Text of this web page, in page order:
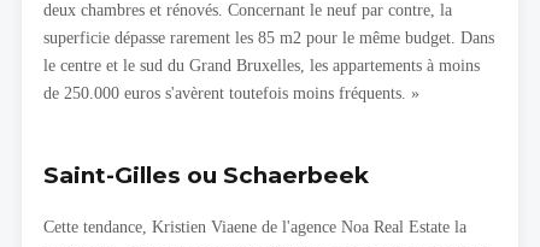
deux chambres et rénovés. Concernant le neuf par contre, la
superficie dépasse rarement les 85 m2 pour le même budget. Dans
le centre et le sud du Grand Bruxelles, les appartements à moins
de 250.000 euros s'avèrent toutefois moins fréquents. »
Saint-Gilles ou Schaerbeek
Cette tendance, Kristien Viaene de l'agence Noa Real Estate la